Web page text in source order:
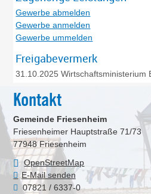
Gewerbe abmelden
Gewerbe anmelden
Gewerbe ummelden
Freigabevermerk
31.10.2025 Wirtschaftsministerium
Kontakt
Gemeinde Friesenheim
Friesenheimer Hauptstraße 71/73
77948 Friesenheim
OpenStreetMap
E-Mail senden
07821 / 6337-0